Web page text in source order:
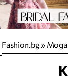
Fashion.bg» Мода